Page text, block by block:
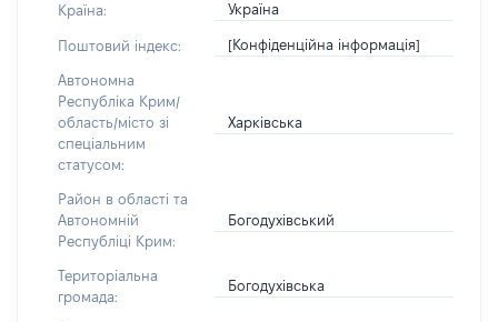
Країна: Україна
Поштовий індекс: [Конфіденційна інформація]
Автономна
Республіка Крим/
область/місто зі
спеціальним
статусом:
Харківська
Район в області та
Автономній
Республіці Крим:
Богодухівський
Територіальна
громада:
Богодухівська